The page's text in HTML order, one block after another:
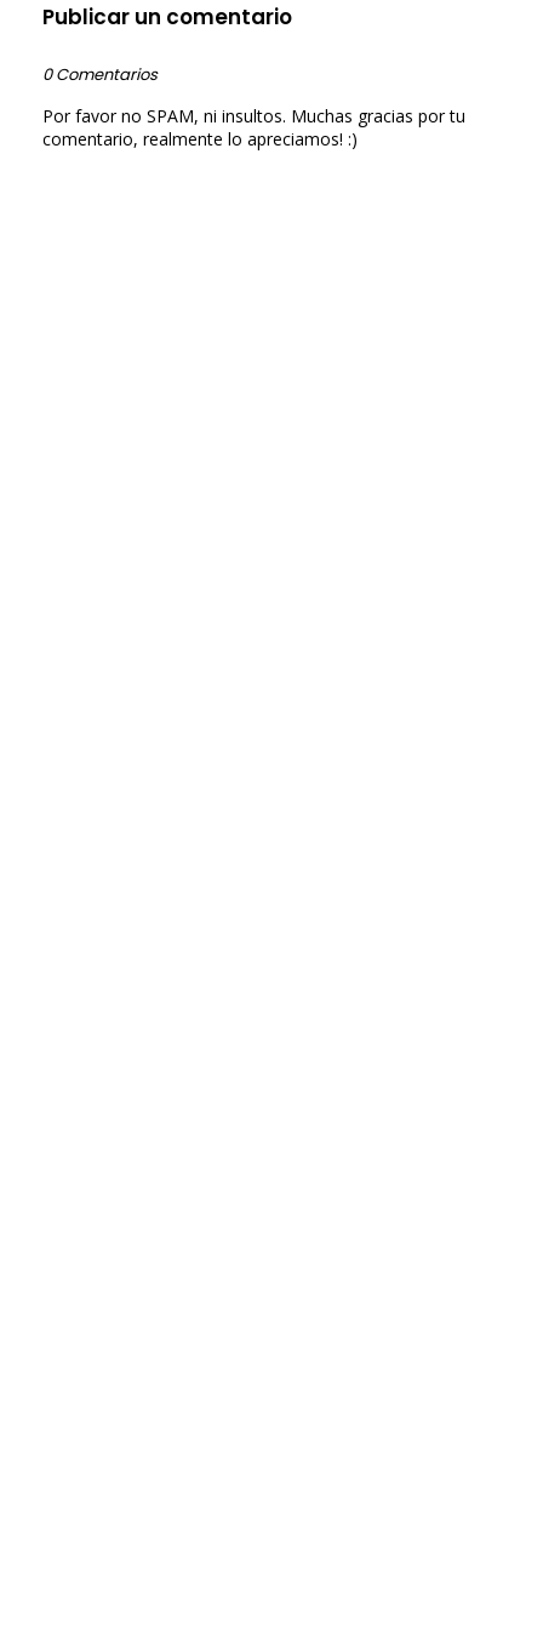
Publicar un comentario
0 Comentarios
Por favor no SPAM, ni insultos. Muchas gracias por tu
comentario, realmente lo apreciamos! :)